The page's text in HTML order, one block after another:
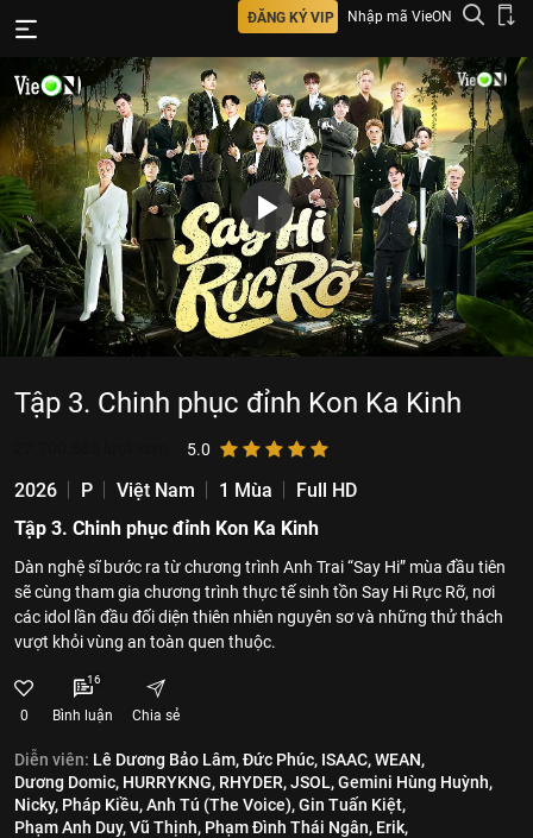
ĐĂNG KÝ VIP Nhập mã VieON
Tập 3. Chinh phục đỉnh Kon Ka Kinh
5.0
2026 P Việt Nam 1 Mùa
Full HD
Tập 3. Chinh phục đỉnh Kon Ka Kinh
Dàn nghệ sĩ bước ra từ chương trình Anh Trai “Say Hi” mùa đầu tiên
sẽ cùng tham gia chương trình thực tế sinh tồn Say Hi Rực Rỡ, nơi
các idol lần đầu đối diện thiên nhiên nguyên sơ và những thử thách
vượt khỏi vùng an toàn quen thuộc.
0
16
Bình luận Chia sẻ
Diễn viên: Lê Dương Bảo Lâm,Đức Phúc, ISAAC,WEAN,
Dương Domic, HURRYKNG, RHYDER,JSOL,Gemini Hùng Huỳnh,
Nicky, Pháp Kiều,Anh Tú (The Voice),Gin Tuấn Kiệt,
Phạm Anh Duy,Vũ Thịnh, Phạm Đình Thái Ngân, Erik,